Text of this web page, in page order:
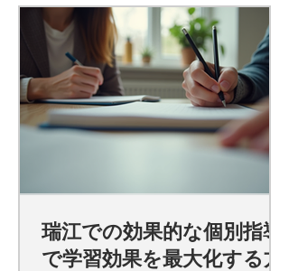
瑞江での効果的な個別指導
で学習効果を最大化する方